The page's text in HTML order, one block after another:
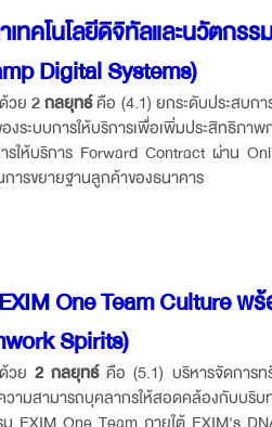
ทคโนโลยีดิจิทัลและนวัตกรร
Digital Systems)
วย2กลยุทธ์คือ (4.1) ยกระดับประสบก
งระบบการให้บริการเพื่อเพิ่มประสิทธิภา
ให้บริการ Forward Contract ผ่าน
ารขยายฐานลูกค้าของธนาคาร
One Team Culture
Spirits)
ด้วย2 กลยุทธ์คือ (5.1) บริหารจัดการท
วามสามารถบุคลากรให้สอดคล้องกับบริ